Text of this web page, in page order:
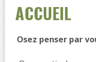
ACCUEIL
Osez penser par